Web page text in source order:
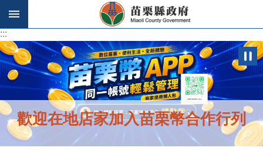
跳到主要內容區塊
:::
:::
歡迎在地店家加入苗栗幣合作行列